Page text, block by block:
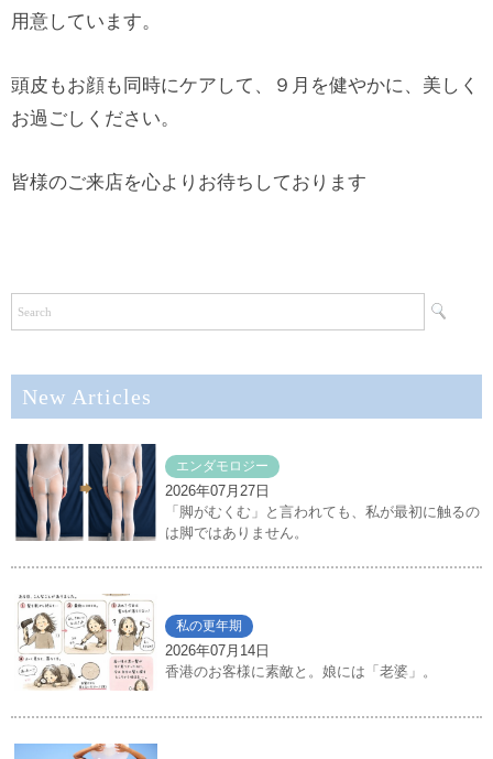
用意しています。
頭皮もお顔も同時にケアして、９月を健やかに、美しく
お過ごしください。
皆様のご来店を心よりお待ちしております
New Articles
エンダモロジー
2026年07月27日
「脚がむくむ」と言われても、私が最初に触るの
は脚ではありません。
私の更年期
2026年07月14日
香港のお客様に素敵と。娘には「老婆」。